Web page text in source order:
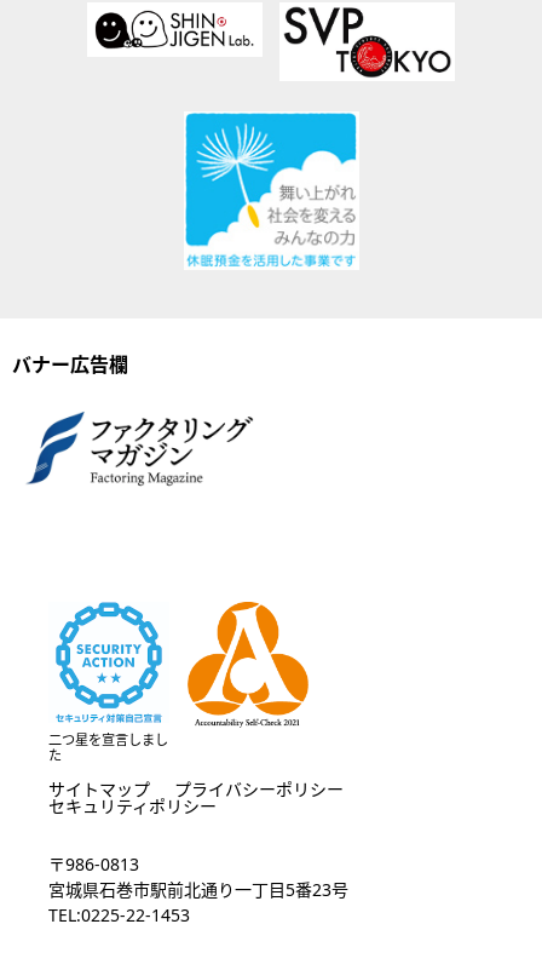
バナー広告欄
二つ星を宣言しまし
た
サイトマップ プライバシーポリシー
セキュリティポリシー
〒986-0813
宮城県石巻市駅前北通り一丁目5番23号
TEL:0225-22-1453